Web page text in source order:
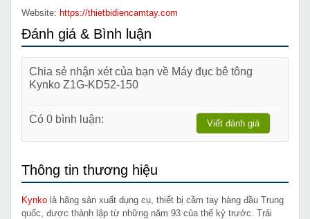
Website: https://thietbidiencamtay.com
Đánh giá & Bình luận
Chia sẻ nhận xét của bạn về Máy đục bê tông
Kynko Z1G-KD52-150
Có 0 bình luận: Viết đánh giá
Thông tin thương hiệu
Kynko là hãng sản xuất dụng cụ, thiết bị cầm tay hàng đầu Trung
quốc, được thành lập từ những năm 93 của thế kỷ trước. Trải